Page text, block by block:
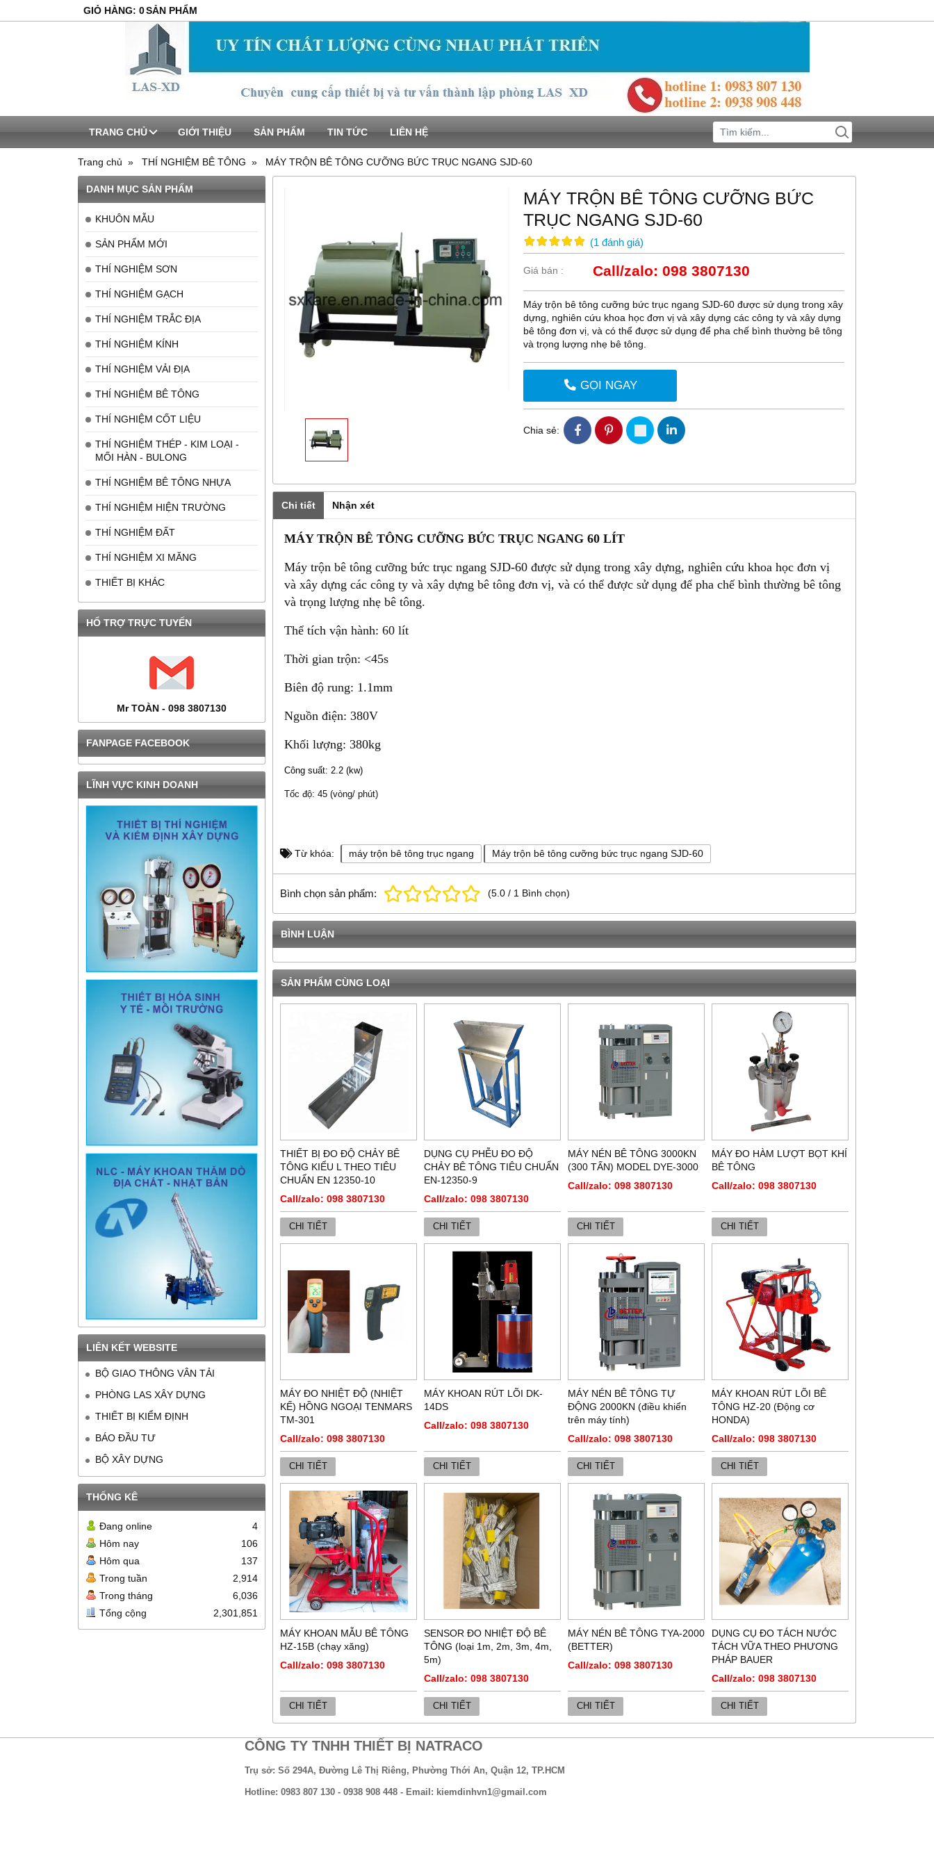
GIỎ HÀNG: 0SẢN PHẨM
TRANG CHỦ GIỚI THIỆU SẢN PHẨM TIN TỨC LIÊN HỆ
Trang chủ THÍ NGHIỆM BÊ TÔNG MÁY TRỘN BÊ TÔNG CƯỠNG BỨC TRỤC NGANG SJD-60
DANH MỤC SẢN PHẨM
KHUÔN MẪU
SẢN PHẨM MỚI
THÍ NGHIỆM SƠN
THÍ NGHIỆM GẠCH
THÍ NGHIỆM TRẮC ĐỊA
THÍ NGHIỆM KÍNH
THÍ NGHIỆM VẢI ĐỊA
THÍ NGHIỆM BÊ TÔNG
THÍ NGHIỆM CỐT LIỆU
THÍ NGHIỆM THÉP - KIM LOẠI -
MỐI HÀN - BULONG
THÍ NGHIỆM BÊ TÔNG NHỰA
THÍ NGHIỆM HIỆN TRƯỜNG
THÍ NGHIỆM ĐẤT
THÍ NGHIỆM XI MĂNG
THIẾT BỊ KHÁC
HỔ TRỢ TRỰC TUYẾN
Mr TOÀN - 098 3807130
FANPAGE FACEBOOK
LĨNH VỰC KINH DOANH
LIÊN KẾT WEBSITE
BỘ GIAO THÔNG VÂN TẢI
PHÒNG LAS XÂY DỰNG
THIẾT BỊ KIỂM ĐỊNH
BÁO ĐẦU TƯ
BỘ XÂY DỰNG
THỐNG KÊ
Đang online
4
Hôm nay
106
Hôm qua
137
Trong tuần
2,914
Trong tháng
6,036
Tổng cộng
2,301,851
MÁY TRỘN BÊ TÔNG CƯỠNG BỨC
TRỤC NGANG SJD-60
(1đánh giá)
Giá bán : Call/zalo: 098 3807130
Máy trộn bê tông cưỡng bức trục ngang SJD-60 được sử dụng trong xây
dựng, nghiên cứu khoa học đơn vị và xây dựng các công ty và xây dựng
bê tông đơn vị, và có thể được sử dụng để pha chế bình thường bê tông
và trọng lượng nhẹ bê tông.
GỌI NGAY
Chia sẻ:
Chi tiết Nhận xét
MÁY TRỘN BÊ TÔNG CƯỠNG BỨC TRỤC NGANG 60 LÍT
Máy trộn bê tông cưỡng bức trục ngang SJD-60 được sử dụng trong xây dựng, nghiên cứu khoa học đơn vị
và xây dựng các công ty và xây dựng bê tông đơn vị, và có thể được sử dụng để pha chế bình thường bê tông
và trọng lượng nhẹ bê tông.
Thể tích vận hành: 60 lít
Thời gian trộn: <45s
Biên độ rung: 1.1mm
Nguồn điện: 380V
Khối lượng: 380kg
Công suất: 2.2 (kw)
Tốc độ: 45 (vòng/ phút)
Từ khóa: máy trộn bê tông trục ngang Máy trộn bê tông cưỡng bức trục ngang SJD-60
Bình chọn sản phẩm: (5.0 / 1 Bình chọn)
BÌNH LUẬN
SẢN PHẨM CÙNG LOẠI
THIẾT BỊ ĐO ĐỘ CHẢY BÊ
TÔNG KIỂU L THEO TIÊU
CHUẨN EN 12350-10
Call/zalo: 098 3807130
CHI TIẾT
DỤNG CỤ PHỄU ĐO ĐỘ
CHẢY BÊ TÔNG TIÊU CHUẨN
EN-12350-9
Call/zalo: 098 3807130
CHI TIẾT
MÁY NÉN BÊ TÔNG 3000KN
(300 TẤN) MODEL DYE-3000
Call/zalo: 098 3807130
CHI TIẾT
MÁY ĐO HÀM LƯỢT BỌT KHÍ
BÊ TÔNG
Call/zalo: 098 3807130
CHI TIẾT
MÁY ĐO NHIỆT ĐỘ (NHIỆT
KẾ) HỒNG NGOẠI TENMARS
TM-301
Call/zalo: 098 3807130
CHI TIẾT
MÁY KHOAN RÚT LÕI DK-
14DS
Call/zalo: 098 3807130
CHI TIẾT
MÁY NÉN BÊ TÔNG TỰ
ĐỘNG 2000KN (điều khiển
trên máy tính)
Call/zalo: 098 3807130
CHI TIẾT
MÁY KHOAN RÚT LÕI BÊ
TÔNG HZ-20 (Động cơ
HONDA)
Call/zalo: 098 3807130
CHI TIẾT
MÁY KHOAN MẪU BÊ TÔNG
HZ-15B (chạy xăng)
Call/zalo: 098 3807130
CHI TIẾT
SENSOR ĐO NHIỆT ĐỘ BÊ
TÔNG (loại 1m, 2m, 3m, 4m,
5m)
Call/zalo: 098 3807130
CHI TIẾT
MÁY NÉN BÊ TÔNG TYA-2000
(BETTER)
Call/zalo: 098 3807130
CHI TIẾT
DỤNG CỤ ĐO TÁCH NƯỚC
TÁCH VỮA THEO PHƯƠNG
PHÁP BAUER
Call/zalo: 098 3807130
CHI TIẾT
CÔNG TY TNHH THIẾT BỊ NATRACO
Trụ sở: Số 294A, Đường Lê Thị Riêng, Phường Thới An, Quận 12, TP.HCM
Hotline: 0983 807 130 - 0938 908 448 - Email: kiemdinhvn1@gmail.com